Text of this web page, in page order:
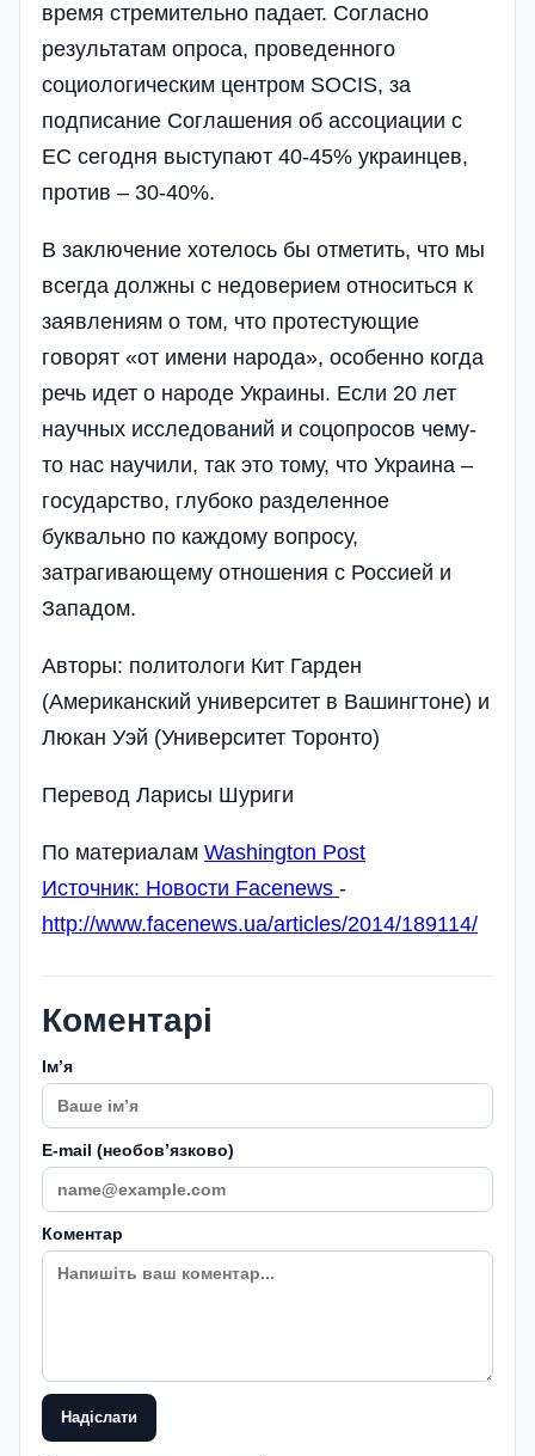
время стремительно падает. Согласно
результатам опроса, проведенного
социологическим центром SOCIS, за
подписание Соглашения об ассоциации с
ЕС сегодня выступают 40-45% украинцев,
против – 30-40%.
В заключение хотелось бы отметить, что мы
всегда должны с недоверием относиться к
заявлениям о том, что протестующие
говорят «от имени народа», особенно когда
речь идет о народе Украины. Если 20 лет
научных исследований и соцопросов чему-
то нас научили, так это тому, что Украина –
государство, глубоко разделенное
буквально по каждому вопросу,
затрагивающему отношения с Россией и
Западом.
Авторы: политологи Кит Гарден
(Американский университет в Вашингтоне) и
Люкан Уэй (Университет Торонто)
Перевод Ларисы Шуриги
По материалам Washington Post
Источник: Новости Facenews -
http://www.facenews.ua/articles/2014/189114/
Коментарі
Імʼя
E-mail (необовʼязково)
Коментар
Надіслати